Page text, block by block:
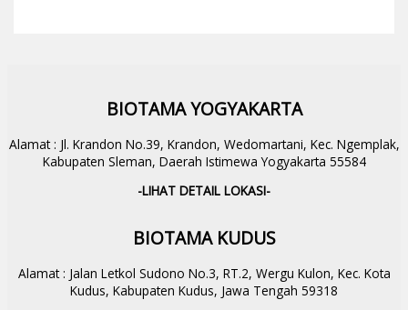
BIOTAMA YOGYAKARTA
Alamat : Jl. Krandon No.39, Krandon, Wedomartani, Kec. Ngemplak,
Kabupaten Sleman, Daerah Istimewa Yogyakarta 55584
-LIHAT DETAIL LOKASI-
BIOTAMA KUDUS
Alamat : Jalan Letkol Sudono No.3, RT.2, Wergu Kulon, Kec. Kota
Kudus, Kabupaten Kudus, Jawa Tengah 59318